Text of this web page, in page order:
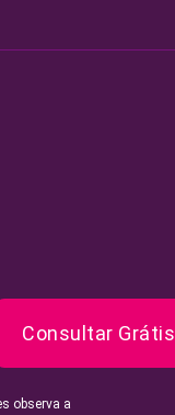
Consultar Grátis
observa a